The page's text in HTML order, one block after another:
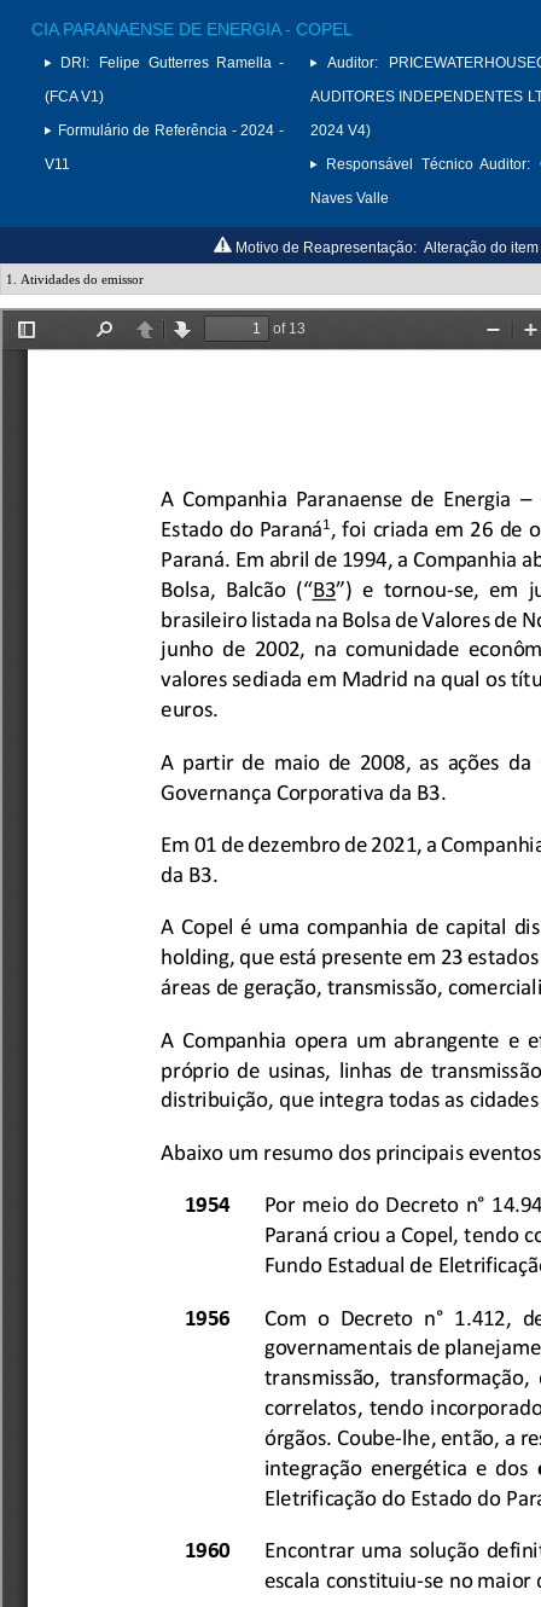
CIA PARANAENSE DE ENERGIA - COPEL
DRI:
Felipe Gutterres Ramella -
(FCA V1)
Formulário de Referência - 2024 -
V11
Auditor:
AUDITORES INDEPENDENTES
2024 V4)
Responsável Técnico Auditor:
Naves Valle
Motivo de Reapresentação: Alteração do item